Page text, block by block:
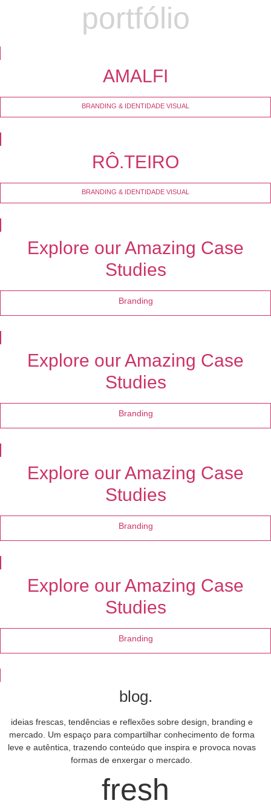
portfólio
AMALFI
BRANDING & IDENTIDADE VISUAL
RÔ.TEIRO
BRANDING & IDENTIDADE VISUAL
Explore our Amazing Case
Studies
Branding
Explore our Amazing Case
Studies
Branding
Explore our Amazing Case
Studies
Branding
Explore our Amazing Case
Studies
Branding
blog.
ideias frescas, tendências e reflexões sobre design, branding e
mercado. Um espaço para compartilhar conhecimento de forma
leve e autêntica, trazendo conteúdo que inspira e provoca novas
formas de enxergar o mercado.
fresh